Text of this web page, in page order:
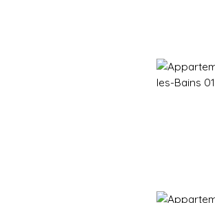
Immobilier en revente